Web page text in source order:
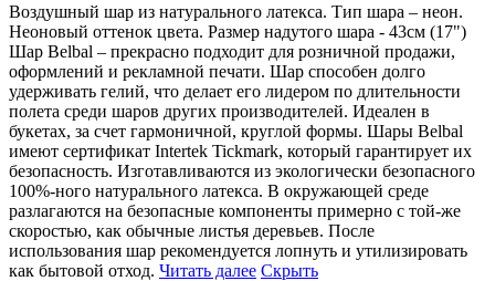
Воздушный шар из натурального латекса. Тип шара – неон.
Неоновый оттенок цвета. Размер надутого шара - 43см (17")
Шар Belbal – прекрасно подходит для розничной продажи,
оформлений и рекламной печати. Шар способен долго
удерживать гелий, что делает его лидером по длительности
полета среди шаров других производителей. Идеален в
букетах, за счет гармоничной, круглой формы. Шары Belbal
имеют сертификат Intertek Tickmark, который гарантирует их
безопасность. Изготавливаются из экологически безопасного
100%-ного натурального латекса. В окружающей среде
разлагаются на безопасные компоненты примерно с той-же
скоростью, как обычные листья деревьев. После
использования шар рекомендуется лопнуть и утилизировать
как бытовой отход. Читать далее Скрыть